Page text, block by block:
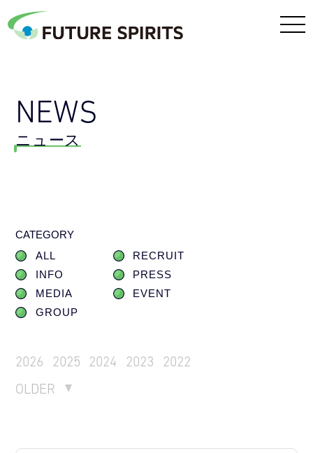
NEWS
ニュース
CATEGORY
ALL
RECRUIT
INFO
PRESS
MEDIA
EVENT
GROUP
2026 2025 2024 2023
2022
OLDER